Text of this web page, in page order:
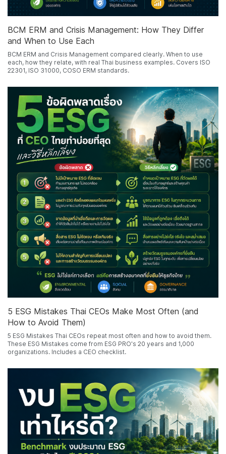
BCM ERM and Crisis Management: How They Differ
and When to Use Each
BCM ERM and Crisis Management compared clearly. When to use
each, how they relate, with real Thai business examples. Covers ISO
22301, ISO 31000, COSO ERM standards.
5 ESG Mistakes Thai CEOs Make Most Often (and
How to Avoid Them)
5 ESG Mistakes Thai CEOs repeat most often and how to avoid them.
These ESG Mistakes come from ESG PRO's 20 years and 1,000
organizations. Includes a CEO checklist.